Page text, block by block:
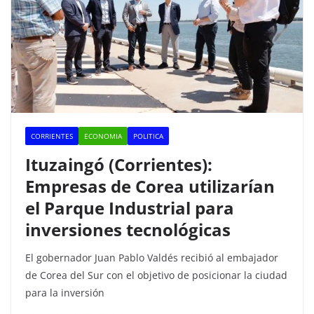
CORRIENTES ECONOMIA POLITICA
Ituzaingó (Corrientes):
Empresas de Corea utilizarían
el Parque Industrial para
inversiones tecnológicas
El gobernador Juan Pablo Valdés recibió al embajador
de Corea del Sur con el objetivo de posicionar la ciudad
para la inversión